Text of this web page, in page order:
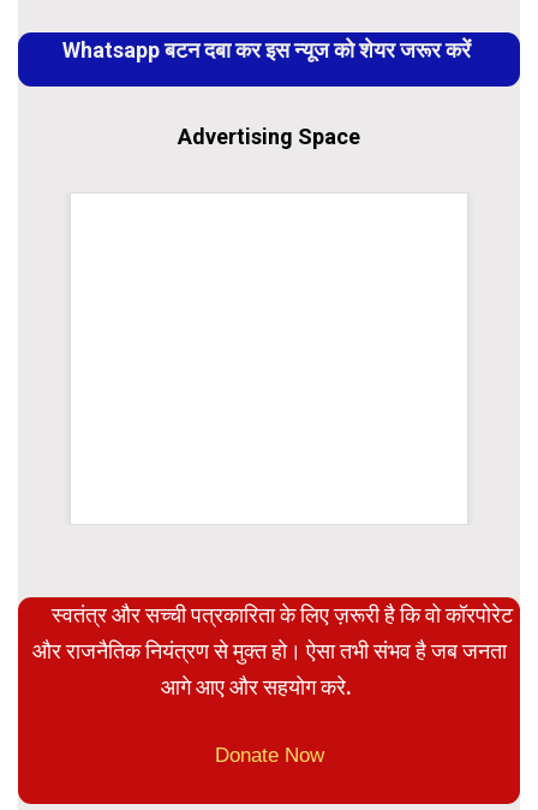
Reading
Whatsapp बटन दबा कर इस न्यूज को शेयर जरूर करें
Advertising Space
स्वतंत्र और सच्ची पत्रकारिता के लिए ज़रूरी है कि वो कॉरपोरेट
और राजनैतिक नियंत्रण से मुक्त हो। ऐसा तभी संभव है जब जनता
आगे आए और सहयोग करे.
Donate Now